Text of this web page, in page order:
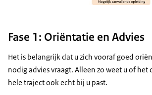
Fase 1: Oriëntatie en Advies
Het is belangrijk dat u zich vooraf goed
nodig advies vraagt. Alleen zo weet u of
hele traject ook echt bij u past.